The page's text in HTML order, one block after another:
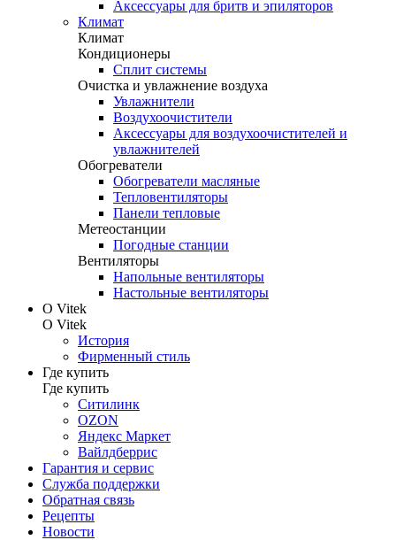
Аксессуары для бритв и эпиляторов
Климат
Климат
Кондиционеры
Сплит системы
Очистка и увлажнение воздуха
Увлажнители
Воздухоочистители
Аксессуары для воздухоочистителей и
увлажнителей
Обогреватели
Обогреватели масляные
Тепловентиляторы
Панели тепловые
Метеостанции
Погодные станции
Вентиляторы
Напольные вентиляторы
Настольные вентиляторы
О Vitek
О Vitek
История
Фирменный стиль
Где купить
Где купить
Ситилинк
OZON
Яндекс Маркет
Вайлдберрис
Гарантия и сервис
Служба поддержки
Обратная связь
Рецепты
Новости